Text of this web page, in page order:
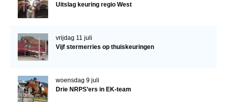
Uitslag keuring regio West
vrijdag 11 juli
Vijf stermerries op thuiskeuringen
woensdag 9 juli
Drie NRPS’ers in EK-team